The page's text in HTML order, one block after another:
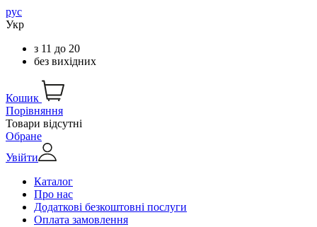
рус
Укр
з 11 до 20
без вихідних
Кошик
Порівняння
Товари відсутні
Обране
Увійти
Каталог
Про нас
Додаткові безкоштовні послуги
Оплата замовлення